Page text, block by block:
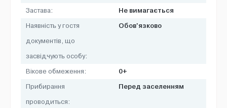
Застава: Не вимагається
Наявність у гостя
документів, що
засвідчують особу:
Обов'язково
Вікове обмеження: 0+
Прибирання
проводиться:
Перед заселенням